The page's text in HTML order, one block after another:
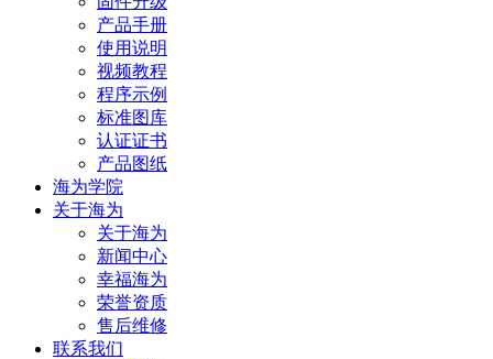
产品手册
使用说明
视频教程
程序示例
标准图库
认证证书
产品图纸
海为学院
关于海为
关于海为
新闻中心
幸福海为
荣誉资质
售后维修
联系我们